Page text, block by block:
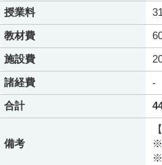
授業料
教材費
施設費
諸経費
-
合計
備考
※
※